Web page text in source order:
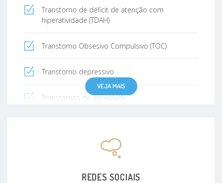
Transtorno de déficit de atenção com
hiperatividade (TDAH)
Transtorno Obsesivo Compulsivo (TOC)
Transtorno depressivo
Transtornos de ansiedade
Transtornos Do Sono
Transtornos fóbicos
VEJA MAIS
REDES SOCIAIS